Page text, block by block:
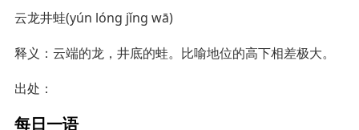
云龙井蛙(yún lóng jǐng wā)
释义：云端的龙，井底的蛙。比喻地位的高下相差极大。
出处：
每日一语